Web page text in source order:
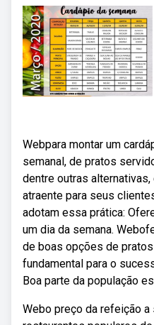
Webpara montar um
semanal, de pratos
dentre outras
atraente para seus
adotam essa prática:
um dia da semana.
de boas opções de
fundamental para o
Boa parte da população
Webo preço da refeição